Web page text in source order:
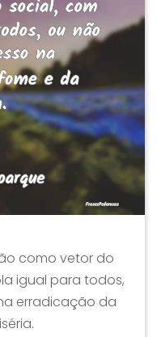
como vetor do
igual para todos,
erradicação da